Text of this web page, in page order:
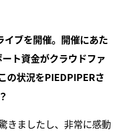
ブを開催。開催にあた
ト資金がクラウドファ
の状況をPIEDPIPERさ
きましたし、非常に感動